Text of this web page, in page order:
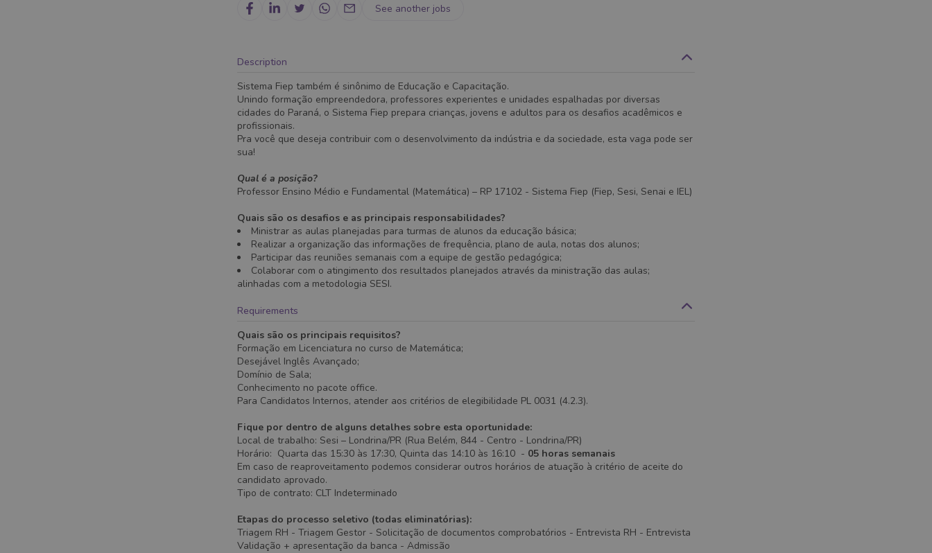
See another jobs
Description
Sistema Fiep também é sinônimo de Educação e Capacitação.
Unindo formação empreendedora, professores experientes e unidades espalhadas por diversas
cidades do Paraná, o Sistema Fiep prepara crianças, jovens e adultos para os desafios acadêmicos e
profissionais.
Pra você que deseja contribuir com o desenvolvimento da indústria e da sociedade, esta vaga pode ser
sua!
Qual é a posição?
Professor Ensino Médio e Fundamental (Matemática) – RP 17102 - Sistema Fiep (Fiep, Sesi, Senai e IEL)
Quais são os desafios e as principais responsabilidades?
Ministrar as aulas planejadas para turmas de alunos da educação básica;
Realizar a organização das informações de frequência, plano de aula, notas dos alunos;
Participar das reuniões semanais com a equipe de gestão pedagógica;
Colaborar com o atingimento dos resultados planejados através da ministração das aulas;
alinhadas com a metodologia SESI.
Requirements
Quais são os principais requisitos?
Formação em Licenciatura no curso de Matemática;
Desejável Inglês Avançado;
Domínio de Sala;
Conhecimento no pacote office.
Para Candidatos Internos, atender aos critérios de elegibilidade PL 0031 (4.2.3).
Fique por dentro de alguns detalhes sobre esta oportunidade:
Local de trabalho: Sesi – Londrina/PR (Rua Belém, 844 - Centro - Londrina/PR)
Horário: Quarta das 15:30 às 17:30, Quinta das 14:10 às 16:10 - 05 horas semanais
Em caso de reaproveitamento podemos considerar outros horários de atuação à critério de aceite do
candidato aprovado.
Tipo de contrato: CLT Indeterminado
Etapas do processo seletivo (todas eliminatórias):
Triagem RH - Triagem Gestor - Solicitação de documentos comprobatórios - Entrevista RH - Entrevista
Validação + apresentação da banca - Admissão